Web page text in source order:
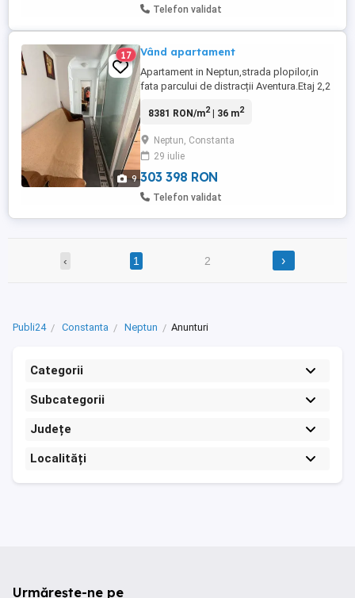
Telefon validat
9
17 Vând apartament
Apartament in Neptun,strada plopilor,in
fata parcului de distracții Aventura.Etaj 2,2
8381 RON/m2| 36 m2
Neptun, Constanta
29 iulie
303 398 RON
Telefon validat
‹ 1 2 ›
Publi24 Constanta Neptun Anunturi
Categorii
Subcategorii
Județe
Localități
Urmărește-ne pe